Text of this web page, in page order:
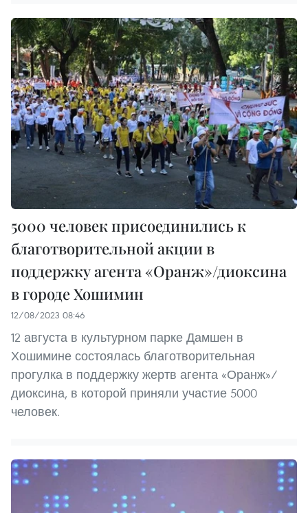
5000 человек присоединились к
благотворительной акции в
поддержку агента «Оранж»/диоксина
в городе Хошимин
12/08/2023 08:46
12 августа в культурном парке Дамшен в
Хошимине состоялась благотворительная
прогулка в поддержку жертв агента «Оранж»/
диоксина, в которой приняли участие 5000
человек.